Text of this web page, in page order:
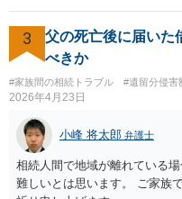
月に携帯が新しくなった母か
「面会に来てくれ」で、長男
話の使い方を教える為に会っ
電話が切れました。その後の
にチップが埋められている」
録、介護認定の資料、介護記
方がよいと思います。
3
父の死亡後に届いた
べきか
#家族間の相続トラブル #遺留分侵害
2026年4月23日
小峰 将太郎 弁護士
相続人間で地域が離れている
難しいとは思います。 ご家族